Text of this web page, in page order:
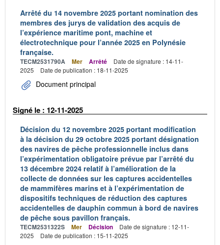
Arrêté du 14 novembre 2025 portant nomination des
membres des jurys de validation des acquis de
l’expérience maritime pont, machine et
électrotechnique pour l’année 2025 en Polynésie
française.
TECM2531790A Mer Arrêté
Date de signature : 14-11-
2025
Date de publication : 18-11-2025
Document principal
Signé le : 12-11-2025
Décision du 12 novembre 2025 portant modification
à la décision du 29 octobre 2025 portant désignation
des navires de pêche professionnelle inclus dans
l’expérimentation obligatoire prévue par l’arrêté du
13 décembre 2024 relatif à l’amélioration de la
collecte de données sur les captures accidentelles
de mammifères marins et à l’expérimentation de
dispositifs techniques de réduction des captures
accidentelles de dauphin commun à bord de navires
de pêche sous pavillon français.
TECM2531322S Mer Décision
Date de signature : 12-11-
2025
Date de publication : 15-11-2025